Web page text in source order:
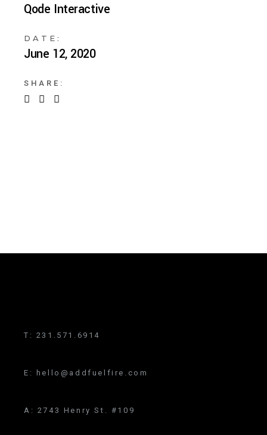
Qode Interactive
DATE:
June 12, 2020
SHARE:
T: 231.571.6914
E: hello@addfuelfire.com
A: 2743 Henry St. #109